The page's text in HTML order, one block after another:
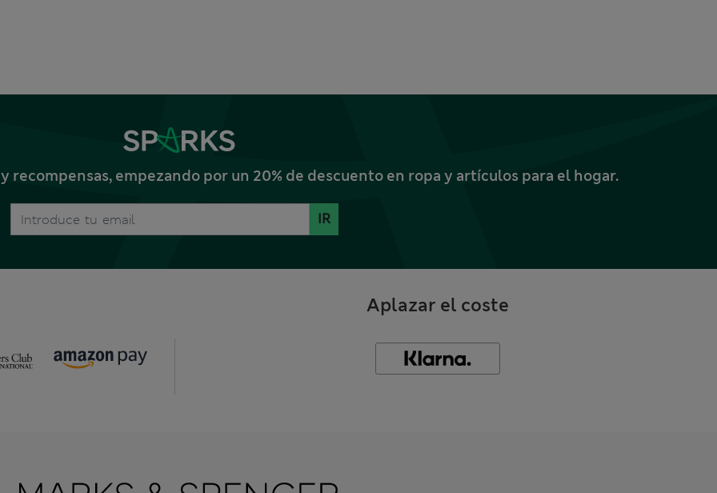
recompensas, empezando por un 20% de descuento en ropa y artículos para el hogar.
IR
Aplazar el coste